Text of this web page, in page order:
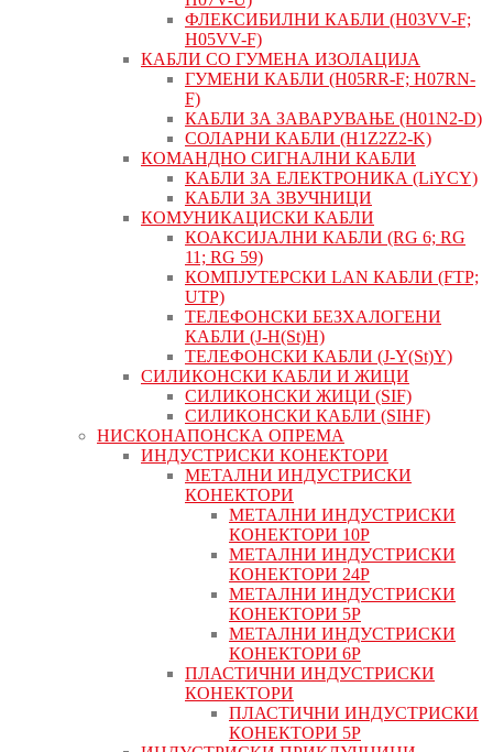
ФЛЕКСИБИЛНИ КАБЛИ (H03VV-F;
H05VV-F)
КАБЛИ СО ГУМЕНА ИЗОЛАЦИЈА
ГУМЕНИ КАБЛИ (H05RR-F; H07RN-
F)
КАБЛИ ЗА ЗАВАРУВАЊЕ (H01N2-D)
СОЛАРНИ КАБЛИ (H1Z2Z2-K)
КОМАНДНО СИГНАЛНИ КАБЛИ
КАБЛИ ЗА ЕЛЕКТРОНИКА (LiYCY)
КАБЛИ ЗА ЗВУЧНИЦИ
КОМУНИКАЦИСКИ КАБЛИ
КОАКСИЈАЛНИ КАБЛИ (RG 6; RG
11; RG 59)
КОМПЈУТЕРСКИ LAN КАБЛИ (FTP;
UTP)
ТЕЛЕФОНСКИ БЕЗХАЛОГЕНИ
КАБЛИ (J-H(St)H)
ТЕЛЕФОНСКИ КАБЛИ (J-Y(St)Y)
СИЛИКОНСКИ КАБЛИ И ЖИЦИ
СИЛИКОНСКИ ЖИЦИ (SIF)
СИЛИКОНСКИ КАБЛИ (SIHF)
НИСКОНАПОНСКА ОПРЕМА
ИНДУСТРИСКИ КОНЕКТОРИ
МЕТАЛНИ ИНДУСТРИСКИ
КОНЕКТОРИ
МЕТАЛНИ ИНДУСТРИСКИ
КОНЕКТОРИ 10P
МЕТАЛНИ ИНДУСТРИСКИ
КОНЕКТОРИ 24P
МЕТАЛНИ ИНДУСТРИСКИ
КОНЕКТОРИ 5P
МЕТАЛНИ ИНДУСТРИСКИ
КОНЕКТОРИ 6P
ПЛАСТИЧНИ ИНДУСТРИСКИ
КОНЕКТОРИ
ПЛАСТИЧНИ ИНДУСТРИСКИ
КОНЕКТОРИ 5P